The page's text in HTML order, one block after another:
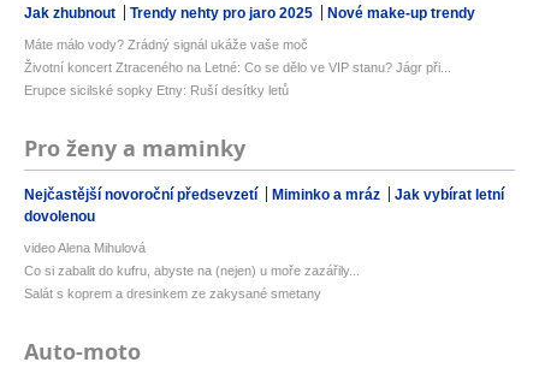
Jak zhubnout Trendy nehty pro jaro 2025 Nové make-up trendy
Máte málo vody? Zrádný signál ukáže vaše moč
Životní koncert Ztraceného na Letné: Co se dělo ve VIP stanu? Jágr při...
Erupce sicilské sopky Etny: Ruší desítky letů
Pro ženy a maminky
Nejčastější novoroční předsevzetí Miminko a mráz
Jak vybírat letní
dovolenou
video Alena Mihulová
Co si zabalit do kufru, abyste na (nejen) u moře zazářily...
Salát s koprem a dresinkem ze zakysané smetany
Auto-moto